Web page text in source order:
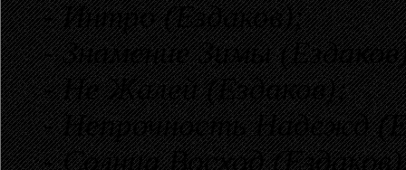
- Интро (Ездаков);
- Знамение Зимы
- Не Жалей (Ездаков);
- Непрочность Надежд
- Солнца Восход